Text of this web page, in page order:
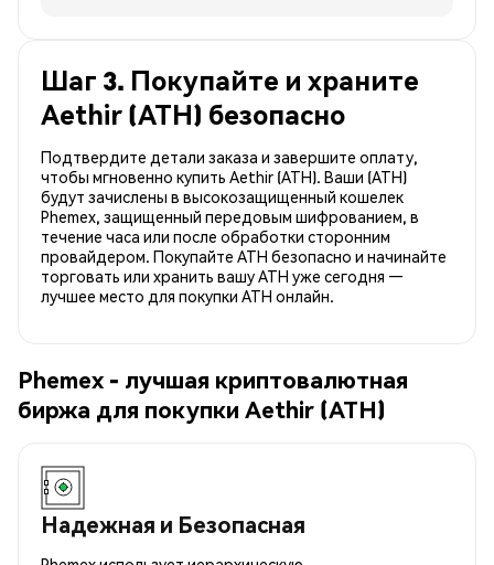
Шаг 3. Покупайте и храните
Aethir (ATH) безопасно
Подтвердите детали заказа и завершите оплату,
чтобы мгновенно купить Aethir (ATH). Ваши (ATH)
будут зачислены в высокозащищенный кошелек
Phemex, защищенный передовым шифрованием, в
течение часа или после обработки сторонним
провайдером. Покупайте ATH безопасно и начинайте
торговать или хранить вашу ATH уже сегодня —
лучшее место для покупки ATH онлайн.
Phemex - лучшая криптовалютная
биржа для покупки Aethir (ATH)
Надежная и Безопасная